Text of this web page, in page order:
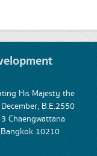
His Majesty the
B.E.2550
Chaengwattana
10210